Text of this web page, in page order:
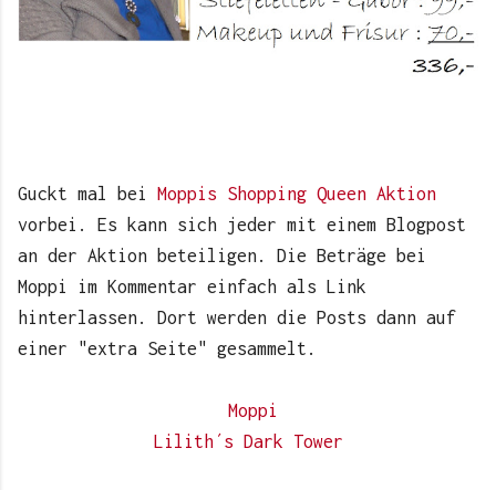
Guckt mal bei Moppis Shopping Queen Aktion
vorbei. Es kann sich jeder mit einem Blogpost
an der Aktion beteiligen. Die Beträge bei
Moppi im Kommentar einfach als Link
hinterlassen. Dort werden die Posts dann auf
einer "extra Seite" gesammelt.
Moppi
Lilith´s Dark Tower